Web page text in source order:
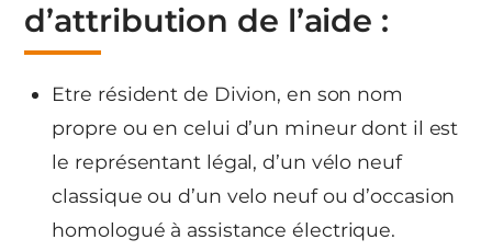
d’attribution de l’aide :
Etre résident de Divion, en son nom
propre ou en celui d’un mineur dont il est
le représentant légal, d’un vélo neuf
classique ou d’un velo neuf ou d’occasion
homologué à assistance électrique.